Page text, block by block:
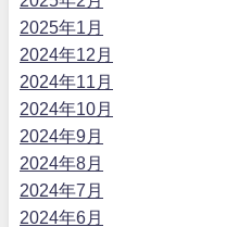
2025年1月
2024年12月
2024年11月
2024年10月
2024年9月
2024年8月
2024年7月
2024年6月